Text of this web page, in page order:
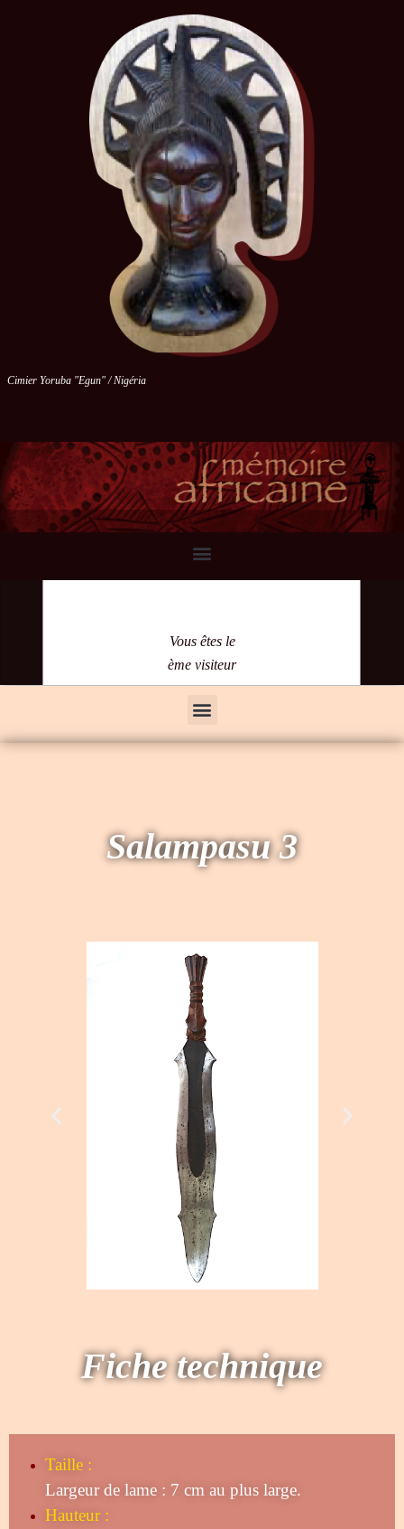
Cimier Yoruba "Egun" / Nigéria
Vous êtes le
ème visiteur
Salampasu 3
Fiche technique
Taille :
Largeur de lame : 7 cm au plus large.
Hauteur :